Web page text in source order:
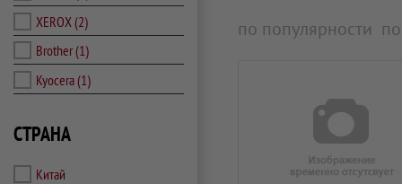
XEROX(2)
Brother(1)
Kyocera(1)
СТРАНА
Китай
по популярности